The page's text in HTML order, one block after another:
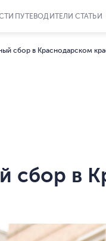
ПУТЕВОДИТЕЛИ СТАТЬИ
сбор в Краснодарском
сбор в